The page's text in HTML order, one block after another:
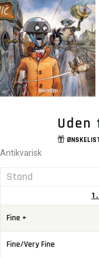
Antikvarisk
Stand
Fine +
Fine/Very Fine